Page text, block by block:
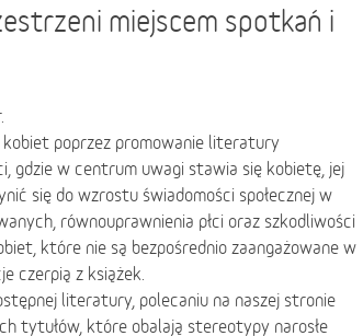
miejscem spotkań i
kobiet poprzez promowanie literatury
gdzie w centrum uwagi stawia się kobietę, jej
się do wzrostu świadomości społecznej w
równouprawnienia płci oraz szkodliwości
które nie są bezpośrednio zaangażowane w
czerpią z książek.
literatury, polecaniu na naszej stronie
tytułów, które obalają stereotypy narosłe